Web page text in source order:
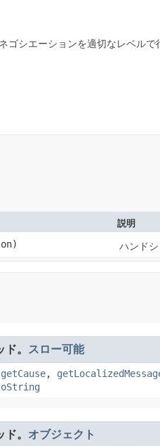
ゴシエーションを適切なレベルで
説明
ハンド
。 スロー可能
getCause,
。 オブジェクト